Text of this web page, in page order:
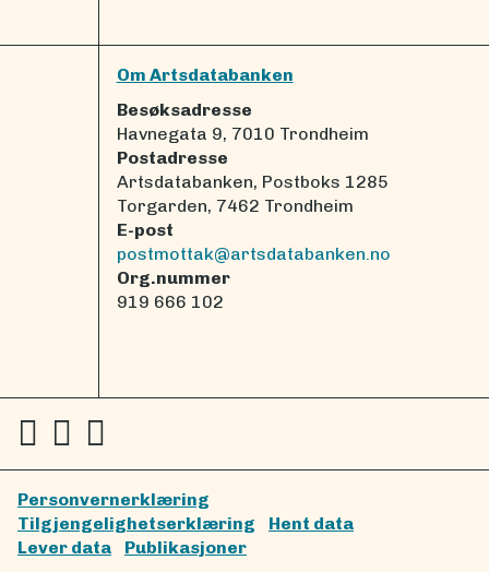
Om Artsdatabanken
Besøksadresse
Havnegata 9, 7010 Trondheim
Postadresse
Artsdatabanken, Postboks 1285
Torgarden, 7462 Trondheim
E-post
postmottak@artsdatabanken.no
Org.nummer
919 666 102
Personvernerklæring
Tilgjengelighetserklæring
Hent data
Lever data
Publikasjoner